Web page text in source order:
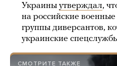
Украины утверждал,
на российские
группы диверсантов,
украинские
СМОТРИТЕ ТАКЖЕ